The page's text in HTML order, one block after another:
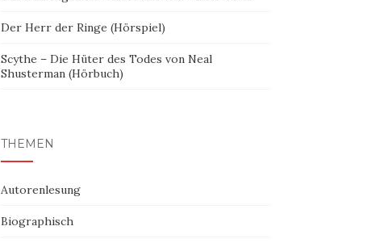
Der Herr der Ringe (Hörspiel)
Scythe – Die Hüter des Todes von Neal
Shusterman (Hörbuch)
THEMEN
Autorenlesung
Biographisch